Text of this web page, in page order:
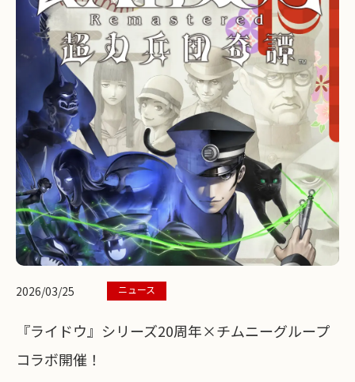
2026/03/25 ニュース
『ライドウ』シリーズ20周年×チムニーグループ
コラボ開催！